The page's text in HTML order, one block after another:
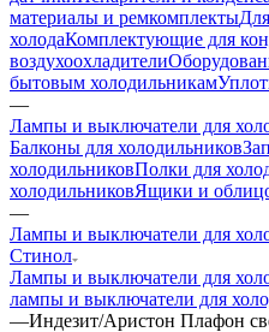
материалы и ремкомплекты
холодаКомплектующие для
воздухоохладители
бытовым холодильникам
—
Лампы и выключатели для
Балконы для холодильников
холодильниковПолки для
холодильниковЯщики и
—
Лампы и выключатели для
Стинол
Лампы и выключатели для
лампы и выключатели для
—Индезит/Аристон Плафон